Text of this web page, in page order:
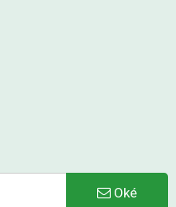
Oké